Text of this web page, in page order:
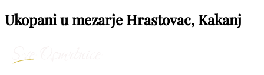
Ukopani u mezarje Hrastovac, Kakanj